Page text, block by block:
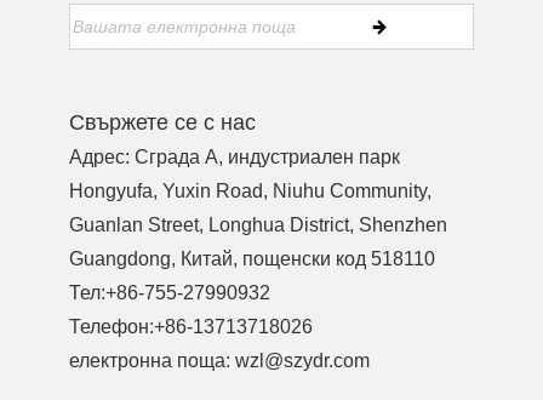
Свържете се с нас
Адрес: Сграда A, индустриален парк
Hongyufa, Yuxin Road, Niuhu Community,
Guanlan Street, Longhua District, Shenzhen
Guangdong, Китай, пощенски код 518110
Тел:+86-755-27990932
Телефон:+86-13713718026
електронна поща:wzl@szydr.com